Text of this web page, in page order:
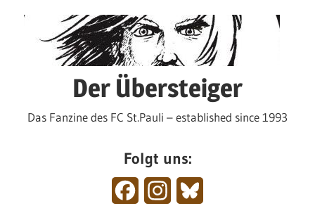
Der Übersteiger
Das Fanzine des FC St.Pauli – established since 1993
Folgt uns:
FacebookInstagram